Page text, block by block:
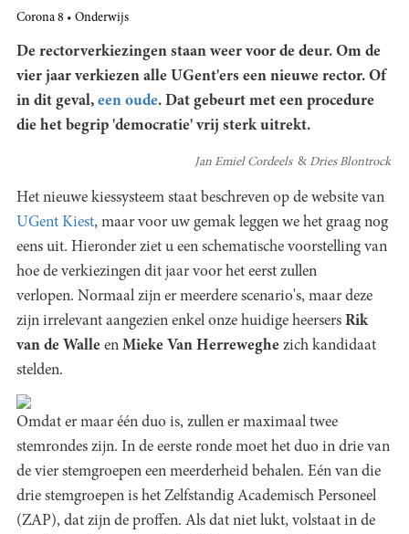
Corona 8 Onderwijs
De rectorverkiezingen staan weer voor de deur. Om de
vier jaar verkiezen alle UGent'ers een nieuwe rector. Of
in dit geval, een oude. Dat gebeurt met een procedure
die het begrip 'democratie' vrij sterk uitrekt.
Jan Emiel Cordeels Dries Blontrock
Het nieuwe kiessysteem staat beschreven op de website van
UGent Kiest, maar voor uw gemak leggen we het graag nog
eens uit. Hieronder ziet u een schematische voorstelling van
hoe de verkiezingen dit jaar voor het eerst zullen
verlopen. Normaal zijn er meerdere scenario's, maar deze
zijn irrelevant aangezien enkel onze huidige heersers Rik
van de Walle en Mieke Van Herreweghe zich kandidaat
stelden.
Omdat er maar één duo is, zullen er maximaal twee
stemrondes zijn. In de eerste ronde moet het duo in drie van
de vier stemgroepen een meerderheid behalen. Eén van die
drie stemgroepen is het Zelfstandig Academisch Personeel
(ZAP), dat zijn de proffen. Als dat niet lukt, volstaat in de